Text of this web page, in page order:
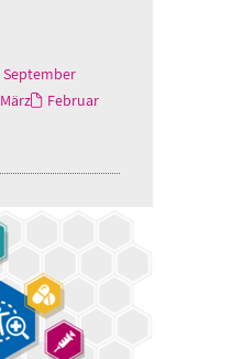
September
März
Februar